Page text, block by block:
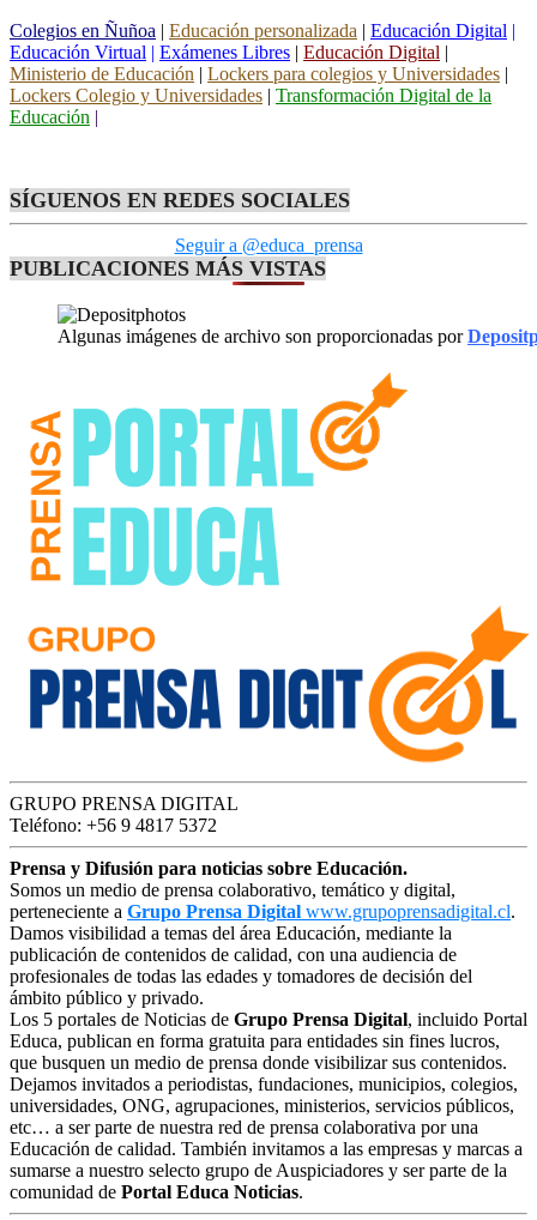
Colegios en Ñuñoa | Educación personalizada | Educación Digital |
Educación Virtual | Exámenes Libres | Educación Digital |
Ministerio de Educación | Lockers para colegios y Universidades |
Lockers Colegio y Universidades | Transformación Digital de la
Educación |
SÍGUENOS EN REDES SOCIALES
Seguir a @educa_prensa
PUBLICACIONES MÁS VISTAS
Algunas imágenes de archivo son proporcionadas por
GRUPO PRENSA DIGITAL
Teléfono: +56 9 4817 5372
Prensa y Difusión para noticias sobre Educación.
Somos un medio de prensa colaborativo, temático y digital,
perteneciente a Grupo Prensa Digital www.grupoprensadigital.cl.
Damos visibilidad a temas del área Educación, mediante la
publicación de contenidos de calidad, con una audiencia de
profesionales de todas las edades y tomadores de decisión del
ámbito público y privado.
Los 5 portales de Noticias de Grupo Prensa Digital, incluido Portal
Educa, publican en forma gratuita para entidades sin fines lucros,
que busquen un medio de prensa donde visibilizar sus contenidos.
Dejamos invitados a periodistas, fundaciones, municipios, colegios,
universidades, ONG, agrupaciones, ministerios, servicios públicos,
etc… a ser parte de nuestra red de prensa colaborativa por una
Educación de calidad. También invitamos a las empresas y marcas a
sumarse a nuestro selecto grupo de Auspiciadores y ser parte de la
comunidad de Portal Educa Noticias.